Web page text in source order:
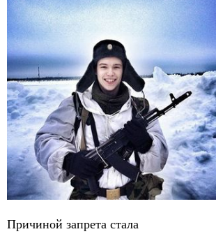
Причиной запрета стала